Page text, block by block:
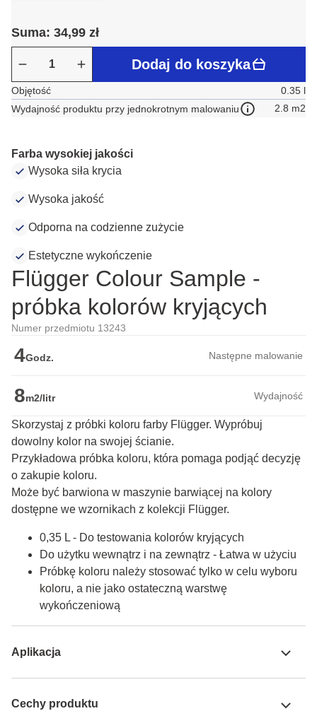
Suma: 34,99 zł
Dodaj do koszyka
Objętość
0.35 l
Wydajność produktu przy jednokrotnym malowaniu
2.8 m2
Farba wysokiej jakości
Wysoka siła krycia
Wysoka jakość
Odporna na codzienne zużycie
Estetyczne wykończenie
Flügger Colour Sample -
próbka kolorów kryjących
Numer przedmiotu 13243
4Godz. Następne malowanie
8m2/litr Wydajność
Skorzystaj z próbki koloru farby Flügger. Wypróbuj
dowolny kolor na swojej ścianie.
Przykładowa próbka koloru, która pomaga podjąć decyzję
o zakupie koloru.
Może być barwiona w maszynie barwiącej na kolory
dostępne we wzornikach z kolekcji Flügger.
0,35 L - Do testowania kolorów kryjących
Do użytku wewnątrz i na zewnątrz - Łatwa w użyciu
Próbkę koloru należy stosować tylko w celu wyboru
koloru, a nie jako ostateczną warstwę
wykończeniową
Aplikacja
Cechy produktu